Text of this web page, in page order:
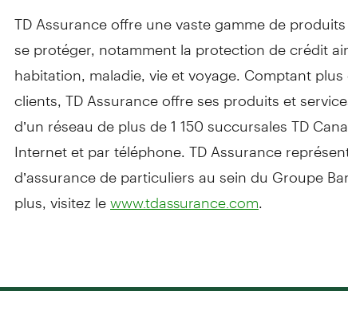
TD Assurance offre une vaste gamme de
se protéger, notamment la protection de crédit
habitation, maladie, vie et voyage. Comptant
clients, TD Assurance offre ses produits et
d’un réseau de plus de 1 150 succursales TD
Internet et par téléphone. TD Assurance
d’assurance de particuliers au sein du Groupe
plus, visitez le www.tdassurance.com